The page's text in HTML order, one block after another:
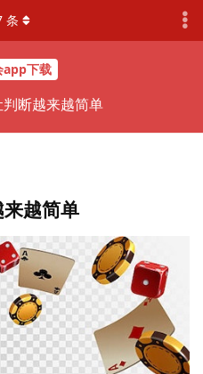
app下载
断越来越简单
条
越简单